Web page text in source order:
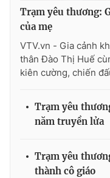
Trạm yêu thương:
của mẹ
VTV.vn - Gia cảnh
thân Đào Thị Huế
kiên cường, chiến
Trạm yêu
năm truyền lửa
Trạm yêu
thành cô giáo